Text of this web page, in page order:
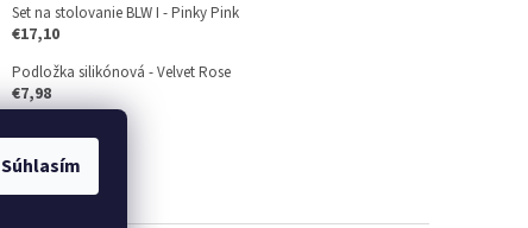
Súhlasím
Set na stolovanie BLW I - Pinky Pink
€17,10
Podložka silikónová - Velvet Rose
€7,98